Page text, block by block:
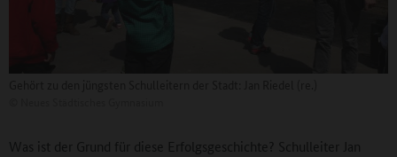
Was ist der Grund für diese Erfolgsgeschichte? Schulleiter Jan